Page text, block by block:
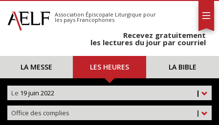
S'abonner
Calendrier
Association Épiscopale Liturgique pour
les pays Francophones
Recevez gratuitement
les lectures du jour par courriel
LA MESSE LES HEURES LA BIBLE
|
Le 19 juin 2022
|
Office des complies